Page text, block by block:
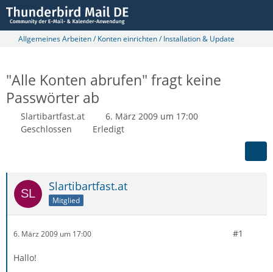
Allgemeines Arbeiten / Konten einrichten / Installation & Update
"Alle Konten abrufen" fragt keine
Passwörter ab
Slartibartfast.at
6. März 2009 um 17:00
Geschlossen
Erledigt
Slartibartfast.at
Mitglied
6. März 2009 um 17:00 #1
Hallo!